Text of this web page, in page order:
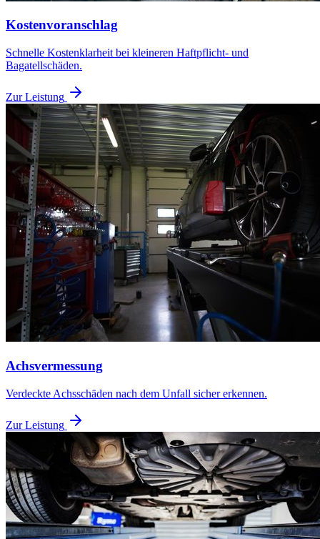
Kostenvoranschlag
Schnelle Kostenklarheit bei kleineren Haftpflicht- und
Bagatellschäden.
Zur Leistung
Achsvermessung
Verdeckte Achsschäden nach dem Unfall sicher erkennen.
Zur Leistung